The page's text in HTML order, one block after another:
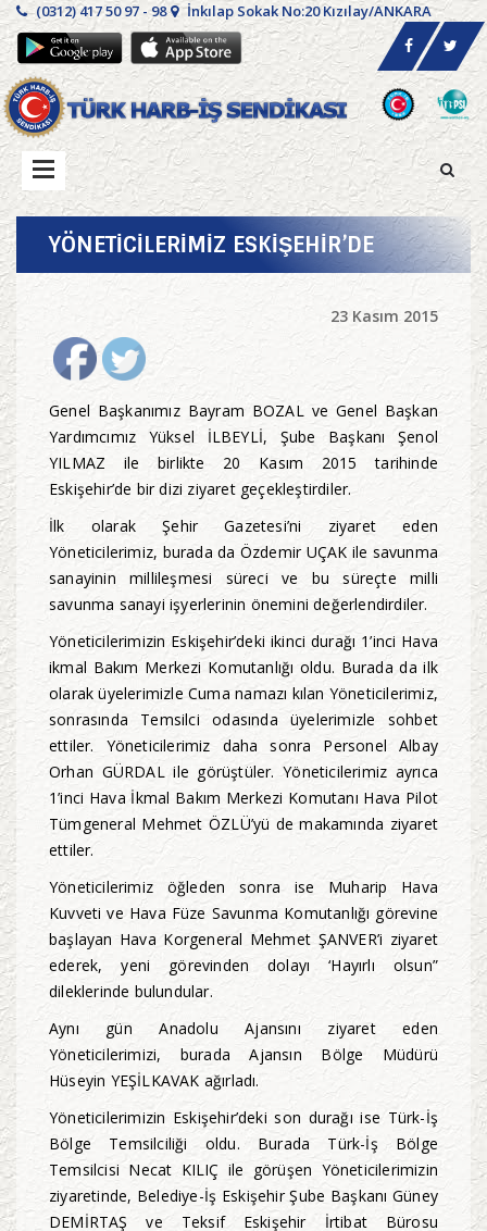
(0312) 417 50 97 - 98 İnkılap Sokak No:20 Kızılay/ANKARA
YÖNETİCİLERİMİZ ESKİŞEHİR’DE
23 Kasım 2015
Genel Başkanımız Bayram BOZAL ve Genel Başkan
Yardımcımız Yüksel İLBEYLİ, Şube Başkanı Şenol
YILMAZ ile birlikte 20 Kasım 2015 tarihinde
Eskişehir’de bir dizi ziyaret geçekleştirdiler.
İlk olarak Şehir Gazetesi’ni ziyaret eden
Yöneticilerimiz, burada da Özdemir UÇAK ile savunma
sanayinin millileşmesi süreci ve bu süreçte milli
savunma sanayi işyerlerinin önemini değerlendirdiler.
Yöneticilerimizin Eskişehir’deki ikinci durağı 1’inci Hava
ikmal Bakım Merkezi Komutanlığı oldu. Burada da ilk
olarak üyelerimizle Cuma namazı kılan Yöneticilerimiz,
sonrasında Temsilci odasında üyelerimizle sohbet
ettiler. Yöneticilerimiz daha sonra Personel Albay
Orhan GÜRDAL ile görüştüler. Yöneticilerimiz ayrıca
1’inci Hava İkmal Bakım Merkezi Komutanı Hava Pilot
Tümgeneral Mehmet ÖZLÜ’yü de makamında ziyaret
ettiler.
Yöneticilerimiz öğleden sonra ise Muharip Hava
Kuvveti ve Hava Füze Savunma Komutanlığı görevine
başlayan Hava Korgeneral Mehmet ŞANVER’i ziyaret
ederek, yeni görevinden dolayı ‘Hayırlı olsun”
dileklerinde bulundular.
Aynı gün Anadolu Ajansını ziyaret eden
Yöneticilerimizi, burada Ajansın Bölge Müdürü
Hüseyin YEŞİLKAVAK ağırladı.
Yöneticilerimizin Eskişehir’deki son durağı ise Türk-İş
Bölge Temsilciliği oldu. Burada Türk-İş Bölge
Temsilcisi Necat KILIÇ ile görüşen Yöneticilerimizin
ziyaretinde, Belediye-İş Eskişehir Şube Başkanı Güney
DEMİRTAŞ ve Teksif Eskişehir İrtibat Bürosu